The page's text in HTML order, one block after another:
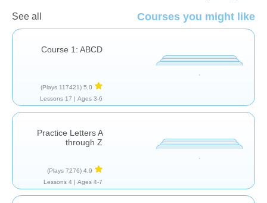
Courses you might like
See all
Course 1: ABCD
5,0
(117421 Plays)
Ages 3-6 |
17 Lessons
Practice Letters A
through Z
4,9
(7276 Plays)
Ages 4-7 |
4 Lessons